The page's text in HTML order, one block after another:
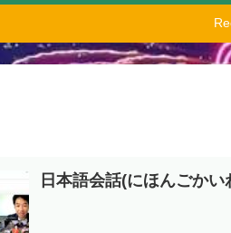
日本語会話(にほんごか